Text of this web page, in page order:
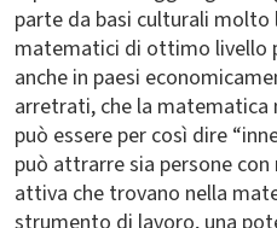
parte da basi culturali
matematici di ottimo livello
anche in paesi
arretrati, che la
può essere per così dire
può attrarre sia persone
attiva che trovano nella